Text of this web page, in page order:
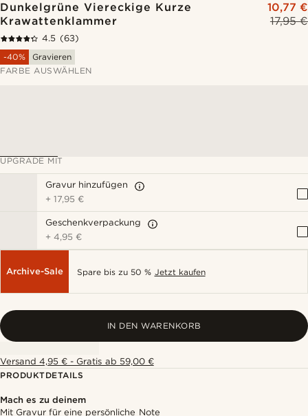
Dunkelgrüne Viereckige Kurze
Krawattenklammer
17,95 €
10,77 €
4.5 (63)
-40%
Gravieren
FARBE AUSWÄHLEN
UPGRADE MIT
Gravur hinzufügen
+17,95 €
Geschenkverpackung
+4,95 €
Archive-Sale Spare bis zu 50 % Jetzt kaufen
IN DEN WARENKORB
Versand 4,95 € - Gratis ab 59,00 €
PRODUKTDETAILS
Mach es zu deinem
Mit Gravur für eine persönliche Note